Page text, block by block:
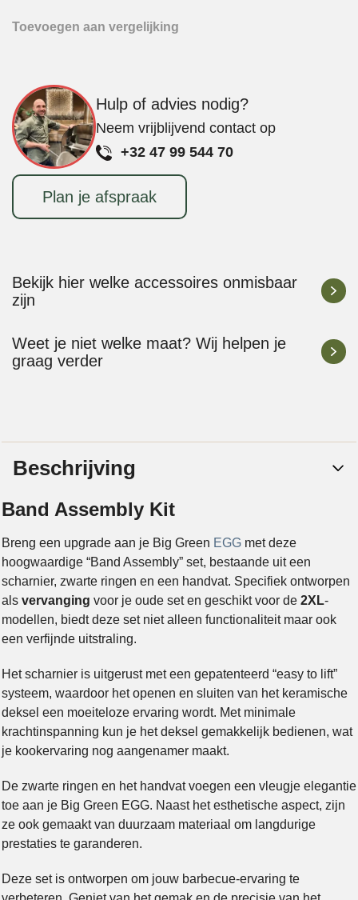
XXL
Veer
&
Handvat
aantal
Toevoegen aan vergelijking
Hulp of advies nodig?
Neem vrijblijvend contact op
+32 47 99 544 70
Plan je afspraak
Bekijk hier welke accessoires onmisbaar
zijn
Weet je niet welke maat? Wij helpen je
graag verder
Beschrijving
Band Assembly Kit
Breng een upgrade aan je Big Green EGG met deze
hoogwaardige “Band Assembly” set, bestaande uit een
scharnier, zwarte ringen en een handvat. Specifiek ontworpen
als vervanging voor je oude set en geschikt voor de 2XL-
modellen, biedt deze set niet alleen functionaliteit maar ook
een verfijnde uitstraling.
Het scharnier is uitgerust met een gepatenteerd “easy to lift”
systeem, waardoor het openen en sluiten van het keramische
deksel een moeiteloze ervaring wordt. Met minimale
krachtinspanning kun je het deksel gemakkelijk bedienen, wat
je kookervaring nog aangenamer maakt.
De zwarte ringen en het handvat voegen een vleugje elegantie
toe aan je Big Green EGG. Naast het esthetische aspect, zijn
ze ook gemaakt van duurzaam materiaal om langdurige
prestaties te garanderen.
Deze set is ontworpen om jouw barbecue-ervaring te